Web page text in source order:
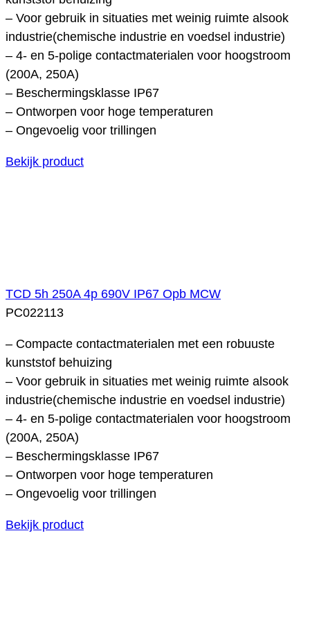
– Voor gebruik in situaties met weinig ruimte alsook
industrie(chemische industrie en voedsel industrie)
– 4- en 5-polige contactmaterialen voor hoogstroom
(200A, 250A)
– Beschermingsklasse IP67
– Ontworpen voor hoge temperaturen
– Ongevoelig voor trillingen
Bekijk product
TCD 5h 250A 4p 690V IP67 Opb MCW
PC022113
– Compacte contactmaterialen met een robuuste
kunststof behuizing
– Voor gebruik in situaties met weinig ruimte alsook
industrie(chemische industrie en voedsel industrie)
– 4- en 5-polige contactmaterialen voor hoogstroom
(200A, 250A)
– Beschermingsklasse IP67
– Ontworpen voor hoge temperaturen
– Ongevoelig voor trillingen
Bekijk product